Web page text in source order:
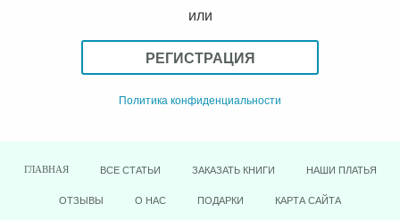
или
РЕГИСТРАЦИЯ
Политика конфиденциальности
ГЛАВНАЯ ВСЕ СТАТЬИ ЗАКАЗАТЬ КНИГИ НАШИ ПЛАТЬЯ
ОТЗЫВЫ О НАС ПОДАРКИ КАРТА САЙТА